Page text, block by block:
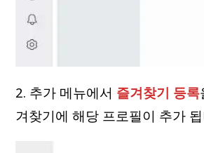
2. 추가 메뉴에서 즐겨찾기 등록
겨찾기에 해당 프로필이 추가